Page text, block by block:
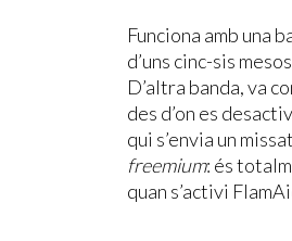
Funciona amb una
d’uns cinc-sis
D’altra banda, va
des d’on es
qui s’envia un
freemium: és
quan s’activi